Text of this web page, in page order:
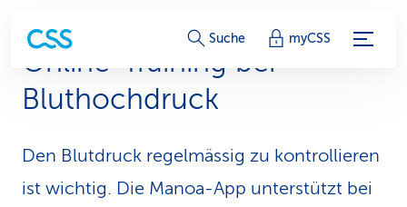
S
e
r
v
i
Suche myCSS
Online-Training bei
Bluthochdruck
Den Blutdruck regelmässig zu kontrollieren
ist wichtig. Die Manoa-App unter­stützt bei